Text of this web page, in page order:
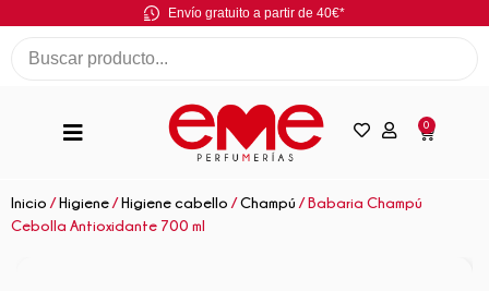
Envío gratuito a partir de 40€*
0
Inicio /Higiene /Higiene cabello /Champú / Babaria Champú
Cebolla Antioxidante 700 ml